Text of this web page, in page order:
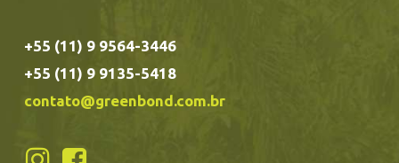
+55 (11) 9 9564-3446
+55 (11) 9 9135-5418
contato@greenbond.com.br